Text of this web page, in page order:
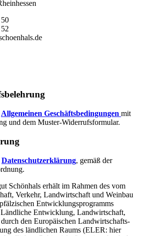
Allgemeinen Geschäftsbedingungen mit
und dem Muster-Widerrufsformular.
Datenschutzerklärung, gemäß der
Schönhals erhält im Rahmen des vom
Verkehr, Land­wirt­schaft und Weinbau
Entwick­lungs­programms
Entwick­lung, Landwirt­schaft,
den Euro­päischen Land­wirtschafts­
des länd­lichen Raums (ELER: hier